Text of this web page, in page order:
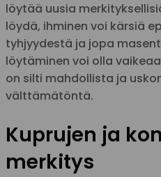
löytää uusia
löydä, ihminen voi kärsiä
tyhjyydestä ja jopa
löytäminen voi olla
on silti mahdollista ja
välttämätöntä.
Kuprujen ja
merkitys